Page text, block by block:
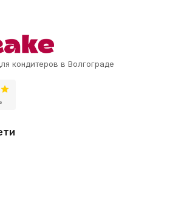
кондитеров в Волгограде